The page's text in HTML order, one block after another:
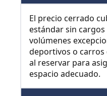
El precio cerrado
estándar sin cargos
volúmenes
deportivos o carros
al reservar para
espacio adecuado.